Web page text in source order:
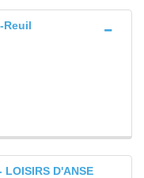
Reuil
LOISIRS D'ANSE